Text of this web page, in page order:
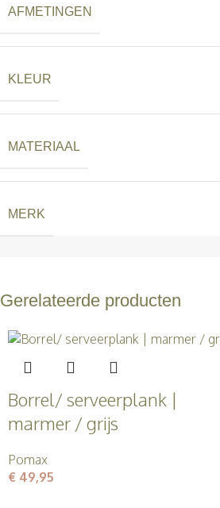
AFMETINGEN
KLEUR
MATERIAAL
MERK
Gerelateerde producten
Borrel/ serveerplank |
marmer / grijs
Pomax
€ 49,95